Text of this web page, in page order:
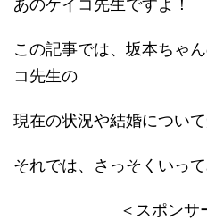
この記事では、坂本ちゃ
コ先生の
現在の状況や結婚につい
それでは、さっそくいっ
＜スポンサ